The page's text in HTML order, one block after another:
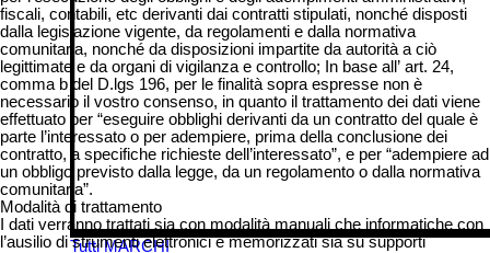
Tutti MARCHI
fiscali, contabili, etc derivanti dai contratti stipulati, nonché disposti
dalla legislazione vigente, da regolamenti e dalla normativa
comunitaria, nonché da disposizioni impartite da autorità a ciò
legittimate e da organi di vigilanza e controllo; In base all’ art. 24,
comma b del D.lgs 196, per le finalità sopra espresse non è
necessario il vostro consenso, in quanto il trattamento dei dati viene
effettuato per “eseguire obblighi derivanti da un contratto del quale è
parte l’interessato o per adempiere, prima della conclusione dei
contratto, a specifiche richieste dell’interessato”, e per “adempiere ad
un obbligo previsto dalla legge, da un regolamento o dalla normativa
comunitaria”.
Modalità di trattamento
I dati verranno trattati sia con modalità manuali che informatiche con
l’ausilio di strumenti elettronici e memorizzati sia su supporti